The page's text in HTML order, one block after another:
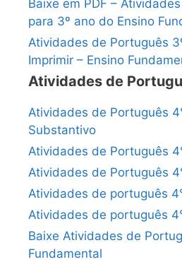
Baixe em PDF –
para 3º ano do Ensino
Atividades de Português
Imprimir – Ensino
Atividades de
Atividades de Português
Substantivo
Atividades de Português
Atividades de Português
Atividades de português
Atividades de português
Baixe Atividades de
Fundamental